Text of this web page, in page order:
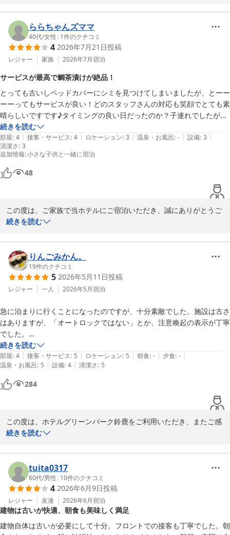
ホテルグリーンパーク鈴鹿
2026-07-22
ご夕食・ご朝食につきまして、お褒めの言葉を頂戴し、大変嬉しく
拝読いたしました。
接客につきましても温かいお言葉を頂戴し、重ねてお礼申し上げま
す。
訳ございませんでした。
ご指摘を真摯に受け止め、清掃の徹底および修復・改善に努めてま
いります。
頂戴いたしました貴重なご意見をもとに、より快適なお部屋環境と
サービス向上に努めてまいりますので、また鈴鹿へお越しの際には
当館をご利用いただけましたら幸いでございます。
ホテルグリーンパーク鈴鹿
2026-06-26
ららちゃんズママ
40代/女性 | 1件のクチコミ
4 2026年7月21日投稿
レジャー 家族 2026年7月宿泊
サービスが最高で鯛茶漬けが絶品！
とっても古いしベッドカバーにシミを見つけてしまいましたが、とーー
ーーってもサービスが良い！どのスタッフさんの対応も笑顔でとても素
晴らしいですです♪タイミングの良い日だったのか？子連れでしたが、
とーーってもお安くてこどもたちは遊び疲れを癒すようにYouTubeに
釘付け。大人はとってもゆっくりくつろげました。
そして何より！オプションでつけた鯛茶漬けの朝食が最高に美味しかっ
たです♪お値段以上に凄すぎてコメントしました♪これは、リピートし
たいので、毎年三重に行くたびに泊まりたいと思いました！！
続きを読む
部屋: 4 | 接客・サービス: 4 | ロケーション: 3 | 温泉・お風呂: - | 設備: 3 |
清潔さ: 3
追加情報:小さな子供と一緒に宿泊
48
この度は、ご家族で当ホテルにご宿泊いただき、誠にありがとうご
ざいます。
し上げます。
ベッドカバーにつきまして、ご不快な思いをおかけし申し訳ござい
ませんでした。
そのような中でも、スタッフの対応につきまして温かいお言葉をい
気持ちよくお過ごしいただけたご様子がうかがえ、何よりでござい
ます。
このようなお言葉は、スタッフにとって大きな励みとなります。
また、お子様にもお部屋で快適にお過ごしいただけたとのこと、ご
家族皆様でゆっくりお寛ぎいただけたご様子をうかがい、大変嬉し
く存じます。
さらに、朝食の鯛茶漬けをお気に召していただけたとのこと、光栄
三重県産真鯛のごまだれ茶漬けをはじめ、さまざまなお茶漬けをご
用意しておりますので、ご満足いただけたことは何よりでございま
また、毎年利用したいとのお言葉を頂戴し、心より感謝申し上げま
す。
次回も、お客様のご期待にそえるサービスで再びお迎えできるよ
う、スタッフ一同、努めてまいります。
お客様のまたのご宿泊を心よりお待ちしております。
ホテルグリーンパーク鈴鹿
続きを読む
りんごみかん。
19件のクチコミ
5 2026年5月11日投稿
レジャー 一人 2026年5月宿泊
急に泊まりに行くことになったのですが、十分素敵でした。施設は古さ
はありますが、「オートロックではない」とか、注意喚起の表示が丁寧
でした。
冷蔵庫が機能していないことに気がついたのが、寝る直前だったので、
連絡しませんで下が、すれば良かったです。
次の機会があれば、朝食を食べてみたかったです。
ありがとうございました。
写真は窓からの景色です。雲がなかったら山がしっかり見えるんでしょ
続きを読む
部屋: 4 | 接客・サービス: 5 | ロケーション: 5 | 朝食: - | 夕食: - |
温泉・お風呂: 5 | 設備: 4 | 清潔さ: 5
284
この度は、ホテルグリーンパーク鈴鹿をご利用いただき、またご感
想をお寄せいただき誠にありがとうございます。
急なご宿泊とのことでしたが、「十分素敵でした」とのお言葉をい
ただき、大変嬉しく拝見いたしました。
館内表示について、お褒めいただきありがとうございます。
安心してお過ごしいただけるよう、今後も分かりやすいご案内を心
掛けてまいります。
一方で、冷蔵庫の不具合につきましてはご不便をお掛けし申し訳ご
続きを読む
tuita0317
60代/男性 | 10件のクチコミ
4 2026年6月9日投稿
レジャー 友達 2026年6月宿泊
建物は古いが快適、朝食も美味しく満足
建物自体は古いが必要にして十分。フロントでの接客も丁寧でした。朝